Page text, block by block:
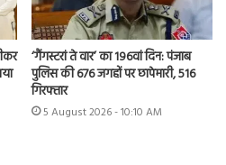
‘गैंगस्टरां ते वार’ का 196वां दिन: पंजाब
पुलिस की 676 जगहों पर छापेमारी, 516
गिरफ्तार
5 August 2026 - 10:10 AM